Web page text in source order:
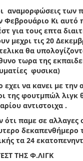
αναμορφώσεις των
Φεβρουάριο Κι
για τους επτα
μεχρι τις 20
θα
τωρα της
φυσικα)
εχει να κανει με
της φουτμπώλ λιγκ
αντιστοιχα .
ότι παμε σε
δεκαπενθήμερο
τα 24
ΤΗΣ Φ.ΛΙΓΚ